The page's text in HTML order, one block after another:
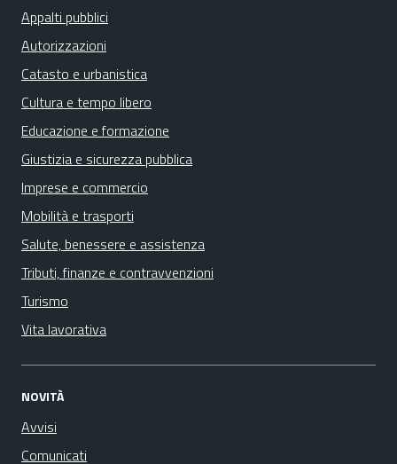
Appalti pubblici
Autorizzazioni
Catasto e urbanistica
Cultura e tempo libero
Educazione e formazione
Giustizia e sicurezza pubblica
Imprese e commercio
Mobilità e trasporti
Salute, benessere e assistenza
Tributi, finanze e contravvenzioni
Turismo
Vita lavorativa
NOVITÀ
Avvisi
Comunicati